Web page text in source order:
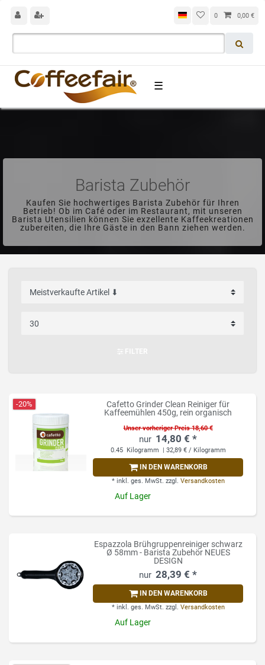
0 0,00 €
☰
Barista Zubehör
Kaufen Sie hochwertiges Barista Zubehör für Ihren
Betrieb! Ob im Café oder im Restaurant, mit unseren
Barista Utensilien können Sie exzellente Kaffeekreationen
zubereiten, die Ihre Gäste in den Bann ziehen werden.
-20%
Cafetto Grinder Clean Reiniger für
Kaffeemühlen 450g, rein organisch
Unser vorheriger Preis 18,60 €
14,80 € *
0.45 Kilogramm | 32,89 € / Kilogramm
IN DEN WARENKORB
* inkl. ges. MwSt. zzgl. Versandkosten
Auf Lager
Espazzola Brühgruppenreiniger schwarz
Ø 58mm - Barista Zubehör NEUES
DESIGN
28,39 € *
IN DEN WARENKORB
* inkl. ges. MwSt. zzgl. Versandkosten
Auf Lager